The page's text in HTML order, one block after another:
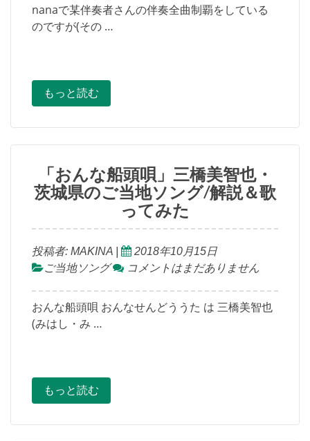
nanaで某伴奏者さんの伴奏全曲制覇をしている
のですが(その …
もっと読む
「おんな船頭唄」三橋美智也・
茨城県のご当地ソング/解説＆歌
ってみた
投稿者: MAKINA
2018年10月15日
ご当地ソング
コメントはまだありません
おんな船頭唄 おんなせんどううた は 三橋美智也
(みはし・み …
もっと読む